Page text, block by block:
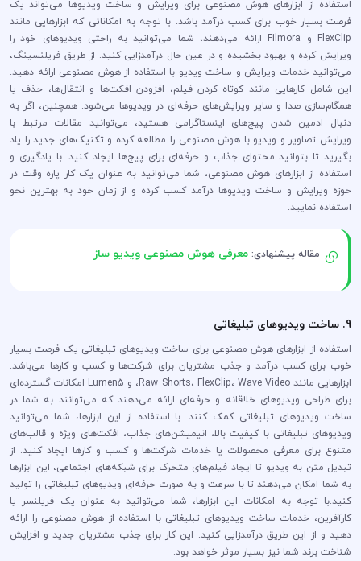
استفاده از ابزارهای هوش مصنوعی برای ویرایش و ساخت ویدیوها می‌تواند یک
فرصت بسیار خوب برای کسب درآمد باشد. با توجه به امکاناتی که ابزارهایی مانند
FlexClip و Filmora ارائه می‌دهند، شما می‌توانید به راحتی ویدیو‌های خود را
ویرایش کرده و بهبود بخشیده و در عین حال درآمدزایی کنید. از طریق فریلنسینگ،
می‌توانید خدمات ویرایش و ساخت ویدیو با استفاده از هوش مصنوعی ارائه دهید.
این شامل کارهایی مانند کوتاه کردن فیلم، افزودن افکت‌ها و انتقال‌ها، حذف یا
همگام‌سازی صدا و سایر ویرایش‌های حرفه‌ای در ویدیوها می‌شود. همچنین، اگر به
دنبال ادمین شدن پیج‌های اینستاگرامی هستید، می‌توانید مقالات مرتبط با
ویرایش تصاویر و ویدیو با هوش مصنوعی را مطالعه کرده و تکنیک‌های جدید را یاد
بگیرید تا بتوانید محتوای جذاب و حرفه‌ای برای پیج‌ها ایجاد کنید. با یادگیری و
استفاده از ابزارهای هوش مصنوعی، شما می‌توانید به عنوان یک کار پاره وقت در
حوزه ویرایش و ساخت ویدیوها درآمد کسب کرده و از زمان خود به بهترین نحو
استفاده نمایید.
مقاله پیشنهادی:معرفی هوش مصنوعی ویدیو ساز
9. ساخت ویدیوهای تبلیغاتی
استفاده از ابزارهای هوش مصنوعی برای ساخت ویدیوهای تبلیغاتی یک فرصت بسیار
خوب برای کسب درآمد و جذب مشتریان برای شرکت‌ها و کسب و کارها می‌باشد.
ابزارهایی مانند Raw Shorts، FlexClip، Wave Video، و Lumen5 امکانات گسترده‌ای
برای طراحی ویدیوهای خلاقانه و حرفه‌ای ارائه می‌دهند که می‌توانند به شما در
ساخت ویدیوهای تبلیغاتی کمک کنند. با استفاده از این ابزارها، شما می‌توانید
ویدیوهای تبلیغاتی با کیفیت بالا، انیمیشن‌های جذاب، افکت‌های ویژه و قالب‌های
متنوع برای معرفی محصولات یا خدمات شرکت‌ها و کسب و کارها ایجاد کنید. از
تبدیل متن به ویدیو تا ایجاد فیلم‌های متحرک برای شبکه‌های اجتماعی، این ابزارها
به شما امکان می‌دهند تا با سرعت و به صورت حرفه‌ای ویدیوهای تبلیغاتی را تولید
کنید.با توجه به امکانات این ابزارها، شما می‌توانید به عنوان یک فریلنسر یا
کارآفرین، خدمات ساخت ویدیوهای تبلیغاتی با استفاده از هوش مصنوعی را ارائه
دهید و از این طریق درآمدزایی کنید. این کار برای جذب مشتریان جدید و افزایش
شناخت برند شما نیز بسیار موثر خواهد بود.